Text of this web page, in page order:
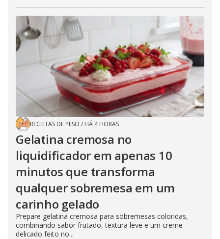
RECEITAS DE PESO / HÁ 4 HORAS
Gelatina cremosa no
liquidificador em apenas 10
minutos que transforma
qualquer sobremesa em um
carinho gelado
Prepare gelatina cremosa para sobremesas coloridas,
combinando sabor frutado, textura leve e um creme
delicado feito no...